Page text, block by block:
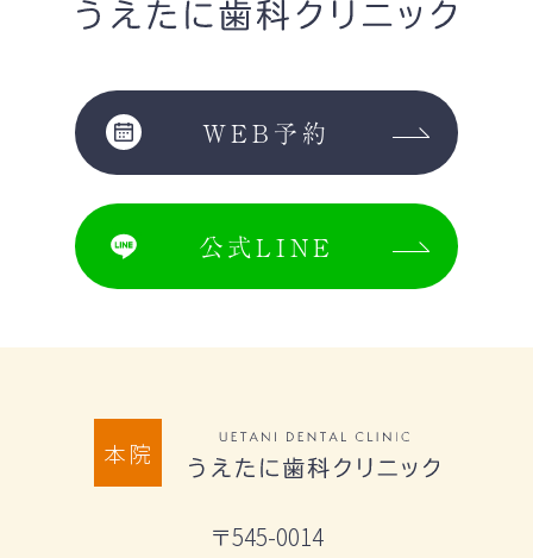
WEB予約
公式LINE
本院
〒545-0014